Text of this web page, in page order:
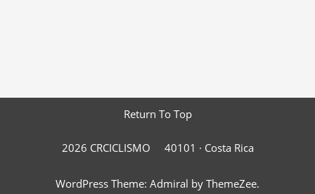
Return To Top
2026 CRCICLISMO 40101 · Costa Rica
WordPress Theme: Admiral by ThemeZee.